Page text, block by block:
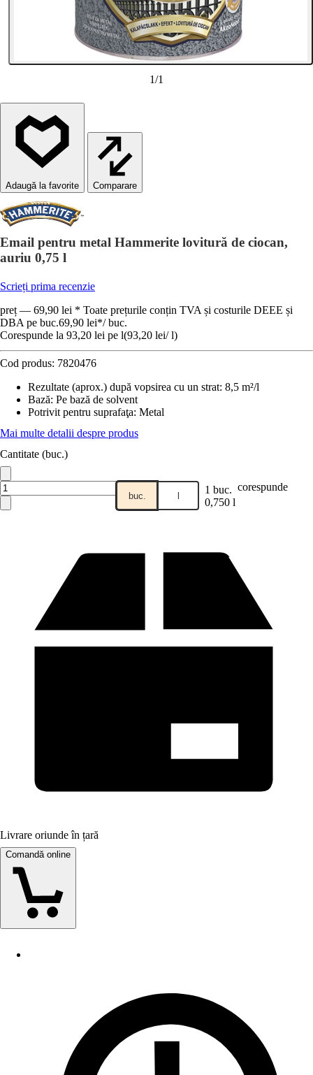
1/1
Comparare
Email pentru metal Hammerite lovitură de ciocan,
auriu 0,75 l
Scrieți prima recenzie
preț — 69,90 lei * Toate prețurile conțin TVA și costurile DEEE și
DBA pe buc.69,90 lei*/ buc.
Corespunde la 93,20 lei pe l(93,20 lei/ l)
Cod produs: 7820476
Rezultate (aprox.) după vopsirea cu un strat: 8,5 m²/l
Bază: Pe bază de solvent
Potrivit pentru suprafaţa: Metal
Mai multe detalii despre produs
Cantitate (buc.)
buc. l 1 buc. corespunde
0,750 l
Livrare oriunde în țară
Comandă online